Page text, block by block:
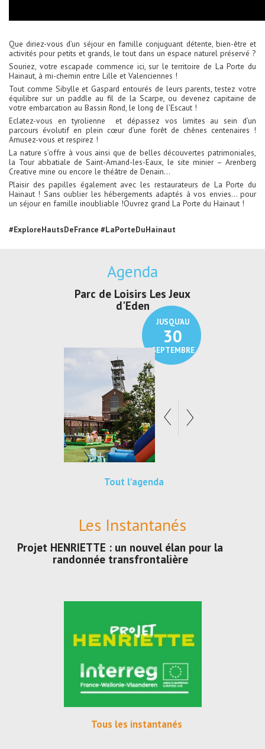
Que diriez-vous d’un séjour en famille conjuguant détente, bien-être et
activités pour petits et grands, le tout dans un espace naturel préservé ?
Souriez, votre escapade commence ici, sur le territoire de La Porte du
Hainaut, à mi-chemin entre Lille et Valenciennes !
Tout comme Sibylle et Gaspard entourés de leurs parents, testez votre
équilibre sur un paddle au fil de la Scarpe, ou devenez capitaine de
votre embarcation au Bassin Rond, le long de l’Escaut !
Eclatez-vous en tyrolienne et dépassez vos limites au sein d’un
parcours évolutif en plein cœur d’une forêt de chênes centenaires !
Amusez-vous et respirez !
La nature s’offre à vous ainsi que de belles découvertes patrimoniales,
la Tour abbatiale de Saint-Amand-les-Eaux, le site minier – Arenberg
Creative mine ou encore le théâtre de Denain…
Plaisir des papilles également avec les restaurateurs de La Porte du
Hainaut ! Sans oublier les hébergements adaptés à vos envies… pour
un séjour en famille inoubliable !Ouvrez grand La Porte du Hainaut !
#ExploreHautsDeFrance #LaPorteDuHainaut
Agenda
SEPTEMBRE
JUSQU'AU
21
SEPTEMBRE
Exposition "Lucien Jonas -
Au pays du charbon ...
Tout l'agenda
Les Instantanés
Projet HENRIETTE : un nouvel élan pour la
randonnée transfrontalière
Tous les instantanés